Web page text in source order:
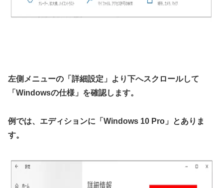
左側メニューの「詳細設定」より下へスクロールして
「Windowsの仕様」を確認します。
例では、エディションに「Windows 10 Pro」とありま
す。